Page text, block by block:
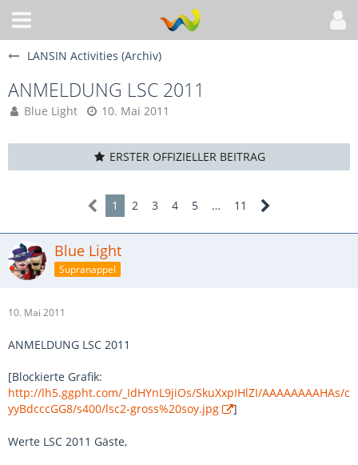
LANSIN Activities (Archiv)
ANMELDUNG LSC 2011
Blue Light 10. Mai 2011
ERSTER OFFIZIELLER BEITRAG
1 2 3 4 5 … 11
Blue Light
Supranappel
10. Mai 2011
ANMELDUNG LSC 2011
[Blockierte Grafik:
http://lh5.ggpht.com/_IdHYnL9jiOs/SkuXxpIHlZI/AAAAAAAAHAs/c
yyBdcccGG8/s400/lsc2-gross%20soy.jpg
]
Werte LSC 2011 Gäste,